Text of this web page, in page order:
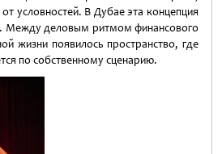
условностей. В Дубае эта концепция
Между деловым ритмом финансового
жизни появилось пространство, где
по собственному сценарию.